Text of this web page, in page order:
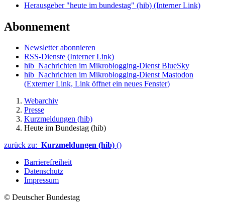
Herausgeber "heute im bundestag" (hib) (Interner Link)
Abonnement
Newsletter abonnieren
RSS-Dienste (Interner Link)
hib_Nachrichten im Mikroblogging-Dienst BlueSky
hib_Nachrichten im Mikroblogging-Dienst Mastodon
(Externer Link, Link öffnet ein neues Fenster)
Webarchiv
Presse
Kurzmeldungen (hib)
Heute im Bundestag (hib)
zurück zu: Kurzmeldungen (hib) ()
Barrierefreiheit
Datenschutz
Impressum
© Deutscher Bundestag